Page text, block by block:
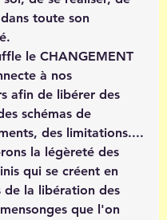
toute son
le CHANGEMENT
à nos
afin de libérer des
schémas de
des limitations....
la légèreté des
qui se créent en
de la libération des
que l'on